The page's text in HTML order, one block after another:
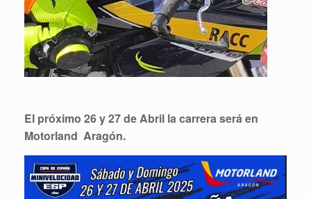
El próximo 26 y 27 de Abril la carrera será en
Motorland Aragón.